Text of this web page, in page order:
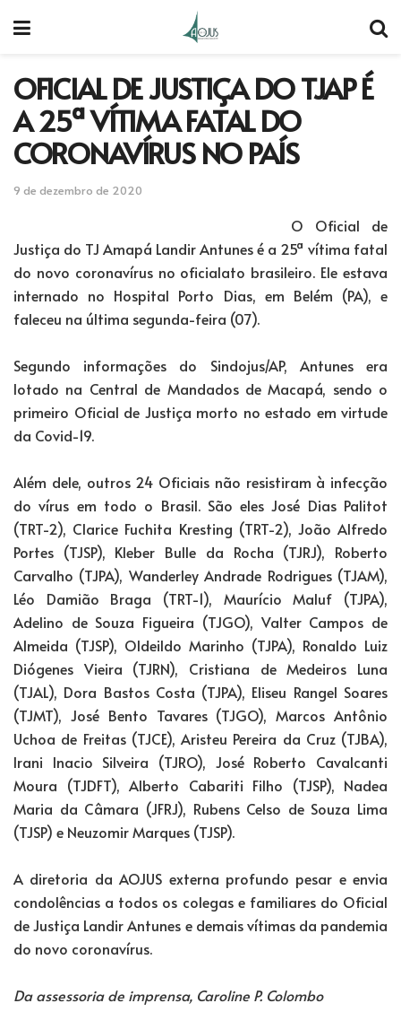
OFICIAL DE JUSTIÇA DO TJAP É
A 25ª VÍTIMA FATAL DO
CORONAVÍRUS NO PAÍS
9 de dezembro de 2020
O Oficial de
Justiça do TJ Amapá Landir Antunes é a 25ª vítima fatal
do novo coronavírus no oficialato brasileiro. Ele estava
internado no Hospital Porto Dias, em Belém (PA), e
faleceu na última segunda-feira (07).
Segundo informações do Sindojus/AP, Antunes era
lotado na Central de Mandados de Macapá, sendo o
primeiro Oficial de Justiça morto no estado em virtude
da Covid-19.
Além dele, outros 24 Oficiais não resistiram à infecção
do vírus em todo o Brasil. São eles José Dias Palitot
(TRT-2), Clarice Fuchita Kresting (TRT-2), João Alfredo
Portes (TJSP), Kleber Bulle da Rocha (TJRJ), Roberto
Carvalho (TJPA), Wanderley Andrade Rodrigues (TJAM),
Léo Damião Braga (TRT-1), Maurício Maluf (TJPA),
Adelino de Souza Figueira (TJGO), Valter Campos de
Almeida (TJSP), Oldeildo Marinho (TJPA), Ronaldo Luiz
Diógenes Vieira (TJRN), Cristiana de Medeiros Luna
(TJAL), Dora Bastos Costa (TJPA), Eliseu Rangel Soares
(TJMT), José Bento Tavares (TJGO), Marcos Antônio
Uchoa de Freitas (TJCE), Aristeu Pereira da Cruz (TJBA),
Irani Inacio Silveira (TJRO), José Roberto Cavalcanti
Moura (TJDFT), Alberto Cabariti Filho (TJSP), Nadea
Maria da Câmara (JFRJ), Rubens Celso de Souza Lima
(TJSP) e Neuzomir Marques (TJSP).
A diretoria da AOJUS externa profundo pesar e envia
condolências a todos os colegas e familiares do Oficial
de Justiça Landir Antunes e demais vítimas da pandemia
do novo coronavírus.
Da assessoria de imprensa, Caroline P. Colombo